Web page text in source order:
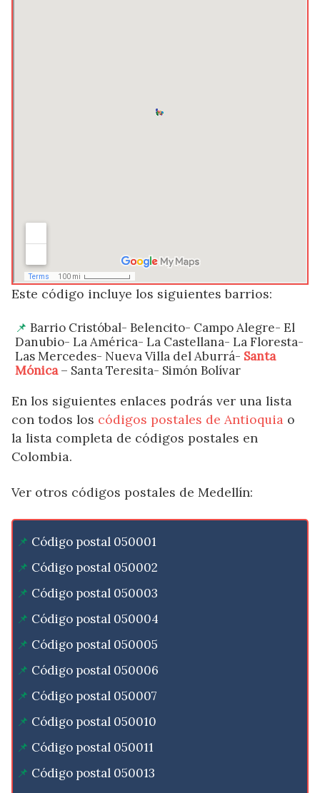
Este código incluye los siguientes barrios:
Barrio Cristóbal- Belencito- Campo Alegre- El
Danubio- La América- La Castellana- La Floresta-
Las Mercedes- Nueva Villa del Aburrá- Santa
Mónica– Santa Teresita- Simón Bolívar
En los siguientes enlaces podrás ver una lista
con todos los códigos postales de Antioquia o
la lista completa de códigos postales en
Colombia.
Ver otros códigos postales de Medellín:
Código postal 050001
Código postal 050002
Código postal 050003
Código postal 050004
Código postal 050005
Código postal 050006
Código postal 050007
Código postal 050010
Código postal 050011
Código postal 050013